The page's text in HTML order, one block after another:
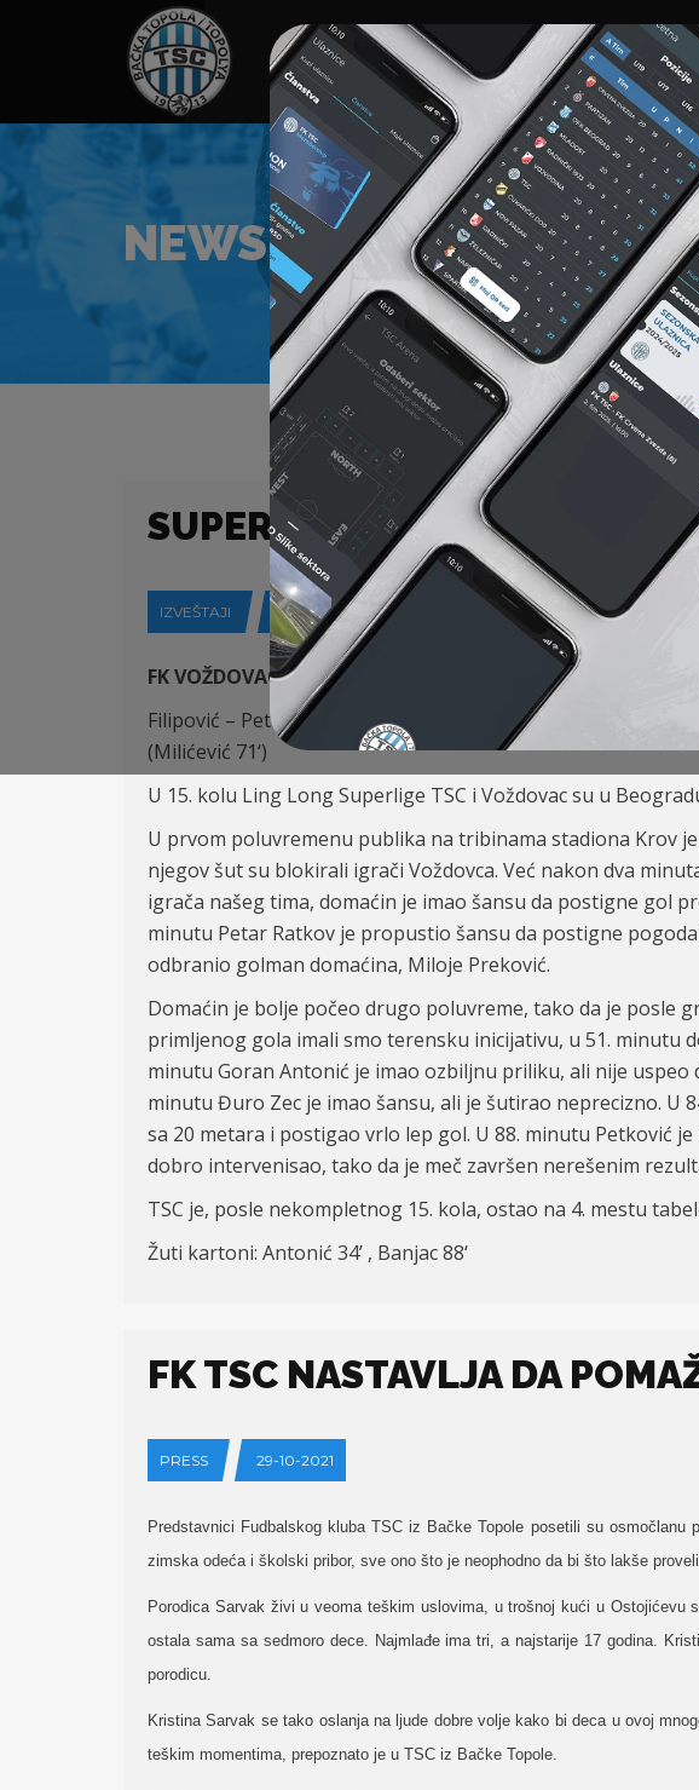
HOME SPONZORI NEWS GALERIJE A TIM
NEWS
SUPER LIGA (21/22) 15.
IZVEŠTAJI 01-11-2021
FK VOŽDOVAC (Beograd) – FK TSC (Bačka Topola) 1:1
Filipović – Petrović (Krsmanović
‘), Antonić, Stojković,
(Milićević 71‘)
U 15. kolu Ling Long Superlige TSC i Voždovac su u
U prvom poluvremenu publika na tribinama stadiona Krov
njegov šut su blokirali igrači Voždovca. Već nakon dva
igrača našeg tima, domaćin je imao šansu da postigne gol
minutu Petar Ratkov je propustio šansu da postigne
odbranio golman domaćina, Miloje Preković.
Domaćin je bolje počeo drugo poluvreme, tako da je posle
primljenog gola imali smo terensku inicijativu, u 51. minutu
minutu Goran Antonić je imao ozbiljnu priliku, ali nije uspeo
minutu Đuro Zec je imao šansu, ali je šutirao neprecizno. U
sa 20 metara i postigao vrlo lep gol. U 88. minutu Petković
dobro intervenisao, tako da je meč završen nerešenim
TSC je, posle nekompletnog 15. kola, ostao na 4. mestu
Žuti kartoni: Antonić 34’ , Banjac 88‘
FK TSC NASTAVLJA DA
PRESS 29-10-2021
Predstavnici Fudbalskog kluba TSC iz Bačke Topole posetili su
zimska odeća i školski pribor, sve ono što je neophodno da bi što lakše
Porodica Sarvak živi u veoma teškim uslovima, u trošnoj kući u Ostojićevu
ostala sama sa sedmoro dece. Najmlađe ima tri, a najstarije 17 godina.
porodicu.
Kristina Sarvak se tako oslanja na ljude dobre volje kako bi deca u ovoj
teškim momentima, prepoznato je u TSC iz Bačke Topole.